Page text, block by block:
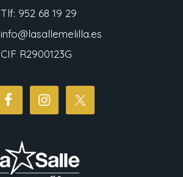
Tlf: 952 68 19 29
info@lasallemelilla.es
CIF R2900123G